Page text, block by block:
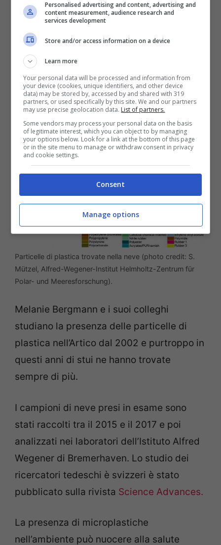
potrebbero provenire dalle navi
rompighiaccio.
Particelle di plastica trovate nella neve (photo credit: S.
Mützel, Alfred-Wegener-Institut Helmholtz-Zentrum für
Polar- und Meeresforschung).
Melanie Bergmann e i suoi colleghi
studiano la presenza delle particelle di
plastica nell’Artico dal 2002 e purtroppo in
questi anni di stui ne hanno trovate
sempre di più.
I campioni di neve presi in esame sono
stati raccolti tra il 2015 e il 2017 e poi
analizzati nei laboratori dell’Istituto Alfred
Wegener di Bremerhaven. Lo studio dei
ricercatori tedeschi è svizzeri è stato
pubblicato sulla rivista Science Advances.
La presenza di microplastiche
nell’ambiente può nuocere alla salute
Personalised advertising and content, advertising and
content measurement, audience research and
services development
Store and/or access information on a device
Learn more
Your personal data will be processed and information from
your device (cookies, unique identifiers, and other device
data) may be stored by, accessed by and shared with 319
partners, or used specifically by this site. We and our partners
may use precise geolocation data. List of partners.
Some vendors may process your personal data on the basis
of legitimate interest, which you can object to by managing
your options below. Look for a link at the bottom of this page
or in the site menu to manage or withdraw consent in privacy
and cookie settings.
Consent
Manage options